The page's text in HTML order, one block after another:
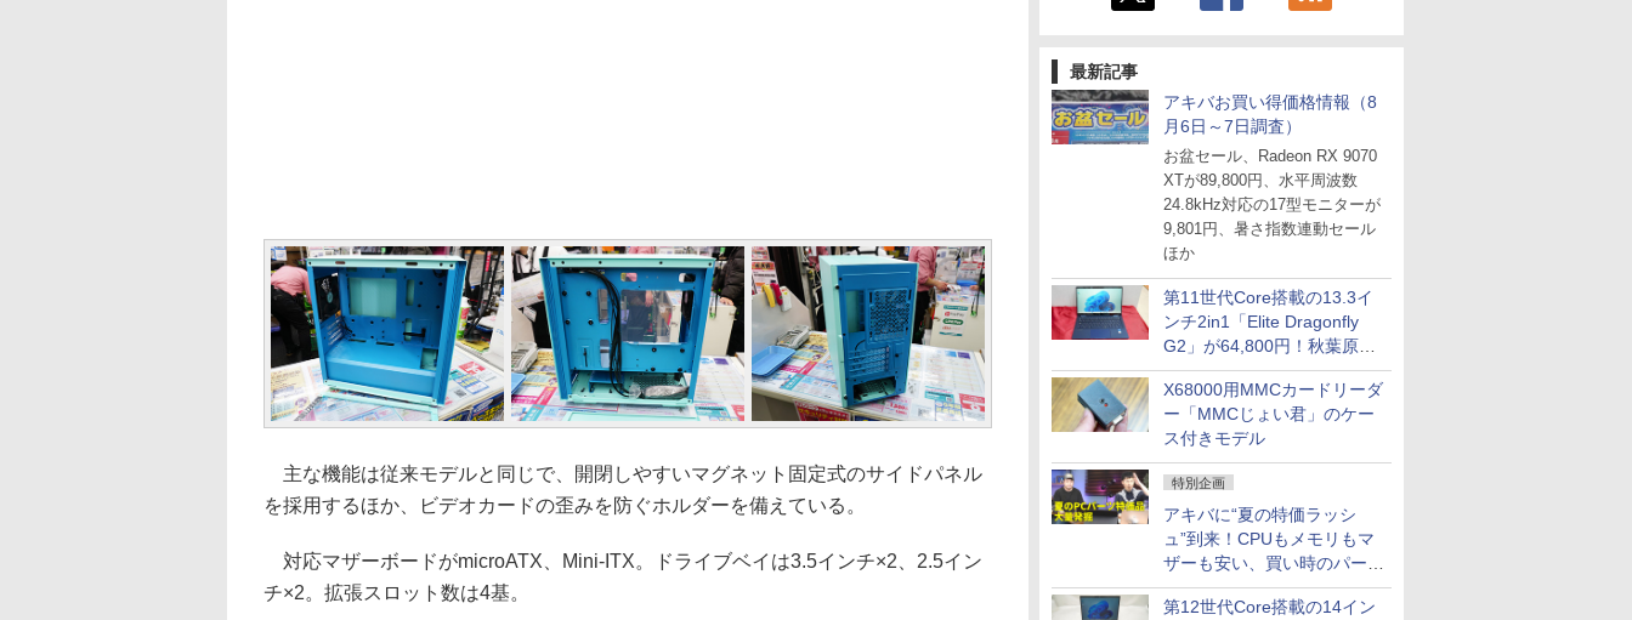
最新記事
アキバお買い得価格情報（8
月6日～7日調査）
お盆セール、Radeon RX 9070
XTが89,800円、水平周波数
24.8kHz対応の17型モニターが
9,801円、暑さ指数連動セール
ほか
第11世代Core搭載の13.3イ
ンチ2in1「Elite Dragonfly
G2」が64,800円！秋葉原で
中古PCセール
X68000用MMCカードリーダ
ー「MMCじょい君」のケー
ス付きモデル
特別企画
アキバに“夏の特価ラッシ
ュ”到来！CPUもメモリもマ
ザーも安い、買い時のパーツ
は？【8月7日(金)22時配信】
第12世代Core搭載の14イン
主な機能は従来モデルと同じで、開閉しやすいマグネット固定式のサイドパネル
を採用するほか、ビデオカードの歪みを防ぐホルダーを備えている。
対応マザーボードがmicroATX、Mini-ITX。ドライブベイは3.5インチ×2、2.5イン
チ×2。拡張スロット数は4基。